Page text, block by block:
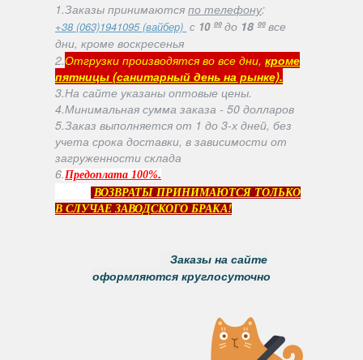
1.Заказы принимаются по телефону:
+38 (063)1941095 (вайбер) с 10 ººдо 18 ººвсе
дни, кроме воскресенья
2.Отгрузки производятся во все дни, кроме
пятницы (санитарный день на рынке).
3.На сайте указаны оптовые цены.
4.Минимальная сумма заказа - 50 долларов
5.Заказ выполняется от 1 до 3-х дней, без
учета срока доставки, в зависимости от
загруженности склада
6.Предоплата 100%.
ВОЗВРАТЫ ПРИНИМАЮТСЯ ТОЛЬКО
В СЛУЧАЕ ЗАВОДСКОГО БРАКА!
Заказы на сайте
оформляются круглосуточно